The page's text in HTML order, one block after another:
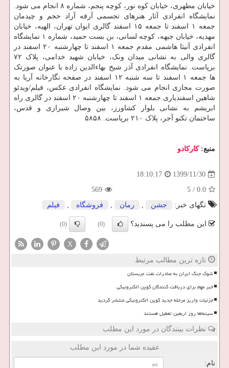
خیابان مطهری، خیابان کوه نور، کوچه پنجم، شماره ۸ انجام می شود.
نمایشگاه انفرادی آثار هنرهای تجسمی آرفه آراد حجم و چیدمان
جمعه ۱ اسفند تا جمعه ۱۵ اسفند گالری ایوان تهران، الهیه، خیابان
مهدیه، خیابان جبهه، کوچه لسانی، بن بست حمید، شماره ۱ نمایشگاه
انفرادی آنیتا هاشمی مقدم جمعه ۱ اسفند تا چهارشنبه ۲۰ اسفند در
گالری والی به نشانی میدان ونک، خیابان شهید خدامی، پلاک ۷۲
برپاست. نمایشگاه انفرادی آذر شیخ بهاءالدین زاده با عنوان صورتک
ها جمعه ۱ اسفند تا سه شنبه ۱۲ اسفند در صفحه نگارخانه آریا به
صورت مجازی انجام می شود. نمایشگاه انفرادی عکس، فیلم/ویدئو
شاهین اسفندیاری جمعه ۱ اسفند تا چهارشنبه ۲۰ اسفند در گالری راه
ابریشم به نشانی بلوار کشاورز، بین وصال شیرازی و قدس،
ساختمان تکنو آجر، پلاک ۲۱۰ برپاست. ۵۸۵۸
منبع:كاركادو
1399/11/30
18:10:17
0.0
/
5
569
تگهای خبر:
جشن , رمان , فروشگاه , فیلم
این مطلب را می پسندید؟ (0)
(0)
X
تازه ترین مطالب مرتبط
شوک جنگ ایران به صادرات نفت عربستان
خبر مهم برای دریافت کنندگان کوپن الکترونیکی
جزئیات واریز مرحله جدید کوپن الکترونیکی منتشر گردید
سینماها روز اربعین تعطیل هستند
نظرات بینندگان در مورد این مطلب
عقیده شما در مورد این مطلب
نام: